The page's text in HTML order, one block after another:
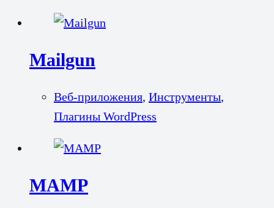
Mailgun
Веб-приложения, Инструменты,
Плагины WordPress
MAMP